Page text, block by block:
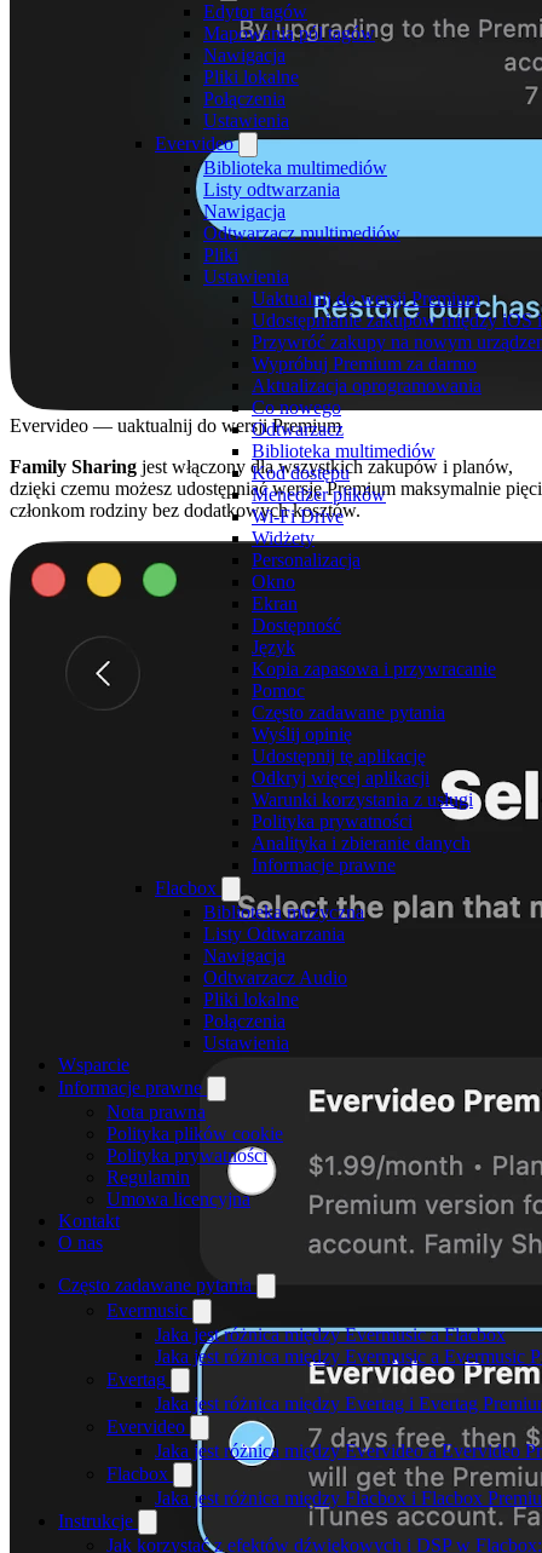
Edytor tagów
Mapowania pól tagów
Nawigacja
Pliki lokalne
Połączenia
Ustawienia
Evervideo
Biblioteka multimediów
Listy odtwarzania
Nawigacja
Odtwarzacz multimediów
Pliki
Ustawienia
Uaktualnij do wersji Premium
Udostępnianie zakupów między iOS
Przywróć zakupy na nowym
Wypróbuj Premium za darmo
Aktualizacja oprogramowania
Co nowego
Odtwarzacz
Biblioteka multimediów
Kod dostępu
Menedżer plików
Wi-Fi Drive
Widżety
Personalizacja
Okno
Ekran
Dostępność
Język
Kopia zapasowa i przywracanie
Pomoc
Często zadawane pytania
Wyślij opinię
Udostępnij tę aplikację
Odkryj więcej aplikacji
Warunki korzystania z usługi
Polityka prywatności
Analityka i zbieranie danych
Informacje prawne
Flacbox
Biblioteka muzyczna
Listy Odtwarzania
Nawigacja
Odtwarzacz Audio
Pliki lokalne
Połączenia
Ustawienia
Wsparcie
Informacje prawne
Nota prawna
Polityka plików cookie
Polityka prywatności
Regulamin
Umowa licencyjna
Kontakt
O nas
Często zadawane pytania
Evermusic
Jaka jest różnica między Evermusic a Flacbox
Jaka jest różnica między Evermusic a Evermusic
Evertag
Jaka jest różnica między Evertag i Evertag
Evervideo
Jaka jest różnica między Evervideo a Evervideo
Flacbox
Jaka jest różnica między Flacbox i Flacbox
Instrukcje
Jak korzystać z efektów dźwiękowych i DSP w
Evervideo — uaktualnij do wersji Premium
Family Sharing jest włączony dla wszystkich zakupów i planów,
dzięki czemu możesz udostępniać wersję Premium maksymalnie
członkom rodziny bez dodatkowych kosztów.